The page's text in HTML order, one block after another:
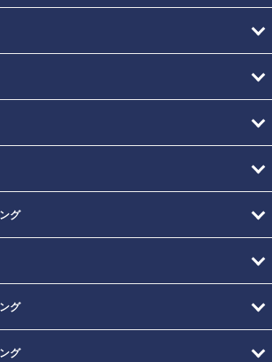
グ
グ
グ